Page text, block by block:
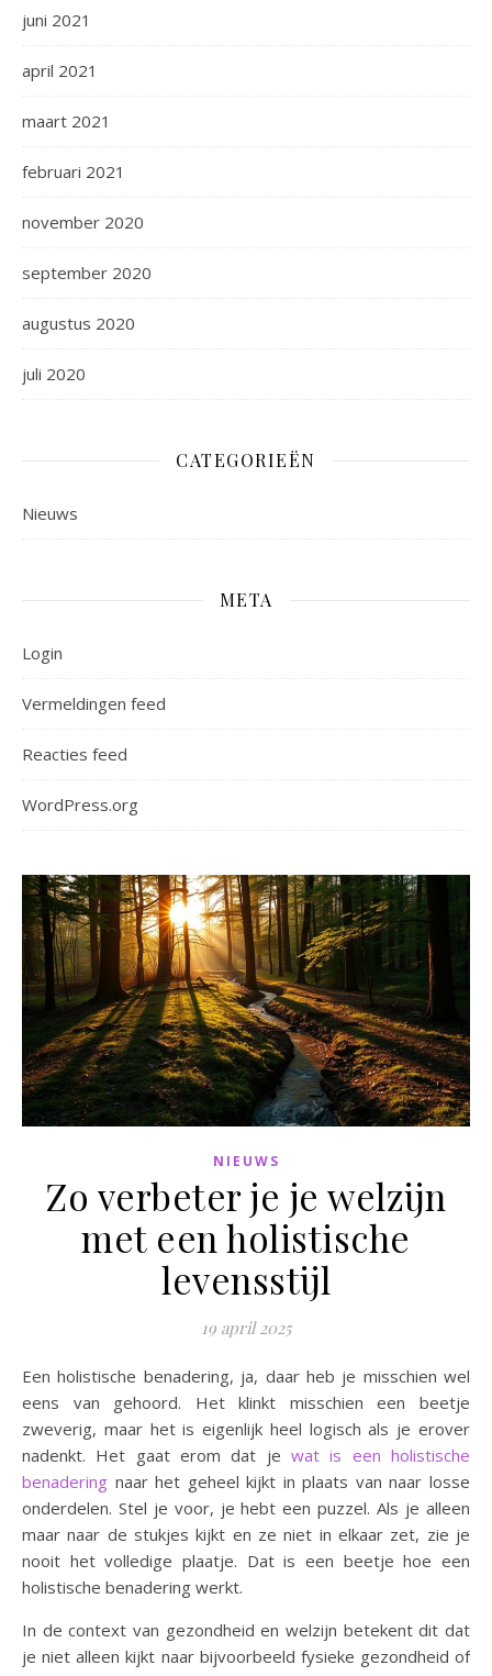
juni 2021
april 2021
maart 2021
februari 2021
november 2020
september 2020
augustus 2020
juli 2020
CATEGORIEËN
Nieuws
META
Login
Vermeldingen feed
Reacties feed
WordPress.org
NIEUWS
Zo verbeter je je welzijn
met een holistische
levensstijl
19 april 2025
Een holistische benadering, ja, daar heb je misschien wel
eens van gehoord. Het klinkt misschien een beetje
zweverig, maar het is eigenlijk heel logisch als je erover
nadenkt. Het gaat erom dat je wat is een holistische
benadering naar het geheel kijkt in plaats van naar losse
onderdelen. Stel je voor, je hebt een puzzel. Als je alleen
maar naar de stukjes kijkt en ze niet in elkaar zet, zie je
nooit het volledige plaatje. Dat is een beetje hoe een
holistische benadering werkt.
In de context van gezondheid en welzijn betekent dit dat
je niet alleen kijkt naar bijvoorbeeld fysieke gezondheid of